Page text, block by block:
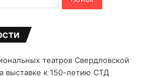
театров Свердловской
выставке к 150-летию СТД